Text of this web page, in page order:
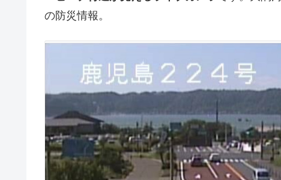
の防災情報。